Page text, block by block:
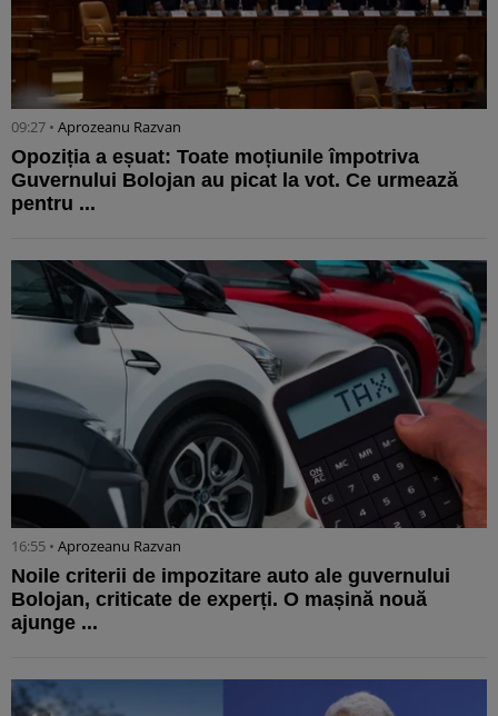
09:27 • Aprozeanu Razvan
Opoziția a eșuat: Toate moțiunile împotriva
Guvernului Bolojan au picat la vot. Ce urmează
pentru ...
16:55 • Aprozeanu Razvan
Noile criterii de impozitare auto ale guvernului
Bolojan, criticate de experți. O mașină nouă
ajunge ...